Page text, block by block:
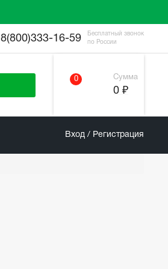
8(800)333-16-59
Бесплатный звонок
по России
0 Сумма
0 ₽
Вход / Регистрация